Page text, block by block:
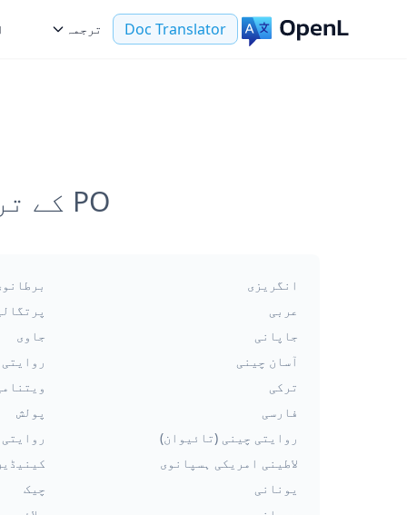
Doc Translator ترجمہ
PO کے ترجمے کے لیے سب سے زیادہ مقبول زبانیں
انگریزی
عربی
جاپانی
جاوی
آسان چینی
ترکی
فارسی
پولش
روایتی چینی (تائیوان)
لاطینی امریکی ہسپانوی
یونانی
چیک